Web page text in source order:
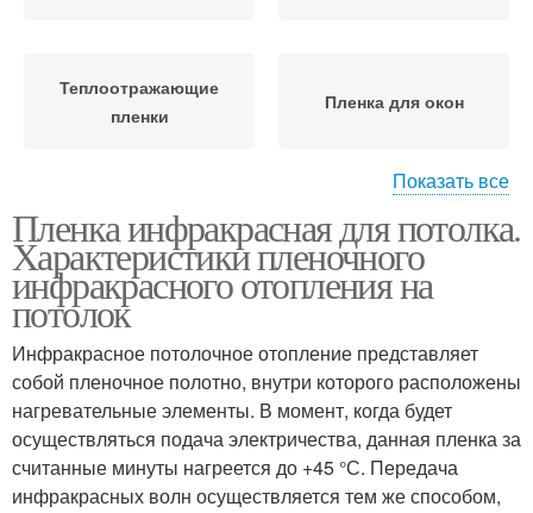
Теплоотражающие
пленки
Пленка для окон
Пленка для обогрева
отопление
Показать все
Пленка инфракрасная для потолка.
Характеристики пленочного
инфракрасного отопления на
потолок
Инфракрасное потолочное отопление представляет
собой пленочное полотно, внутри которого расположены
нагревательные элементы. В момент, когда будет
осуществляться подача электричества, данная пленка за
считанные минуты нагреется до +45 °С. Передача
инфракрасных волн осуществляется тем же способом,